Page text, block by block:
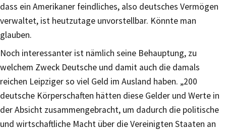
dass ein Amerikaner feindliches, also deutsches Vermögen
verwaltet, ist heutzutage unvorstellbar. Könnte man
glauben.
Noch interessanter ist nämlich seine Behauptung, zu
welchem Zweck Deutsche und damit auch die damals
reichen Leipziger so viel Geld im Ausland haben. „200
deutsche Körperschaften hätten diese Gelder und Werte in
der Absicht zusammengebracht, um dadurch die politische
und wirtschaftliche Macht über die Vereinigten Staaten an